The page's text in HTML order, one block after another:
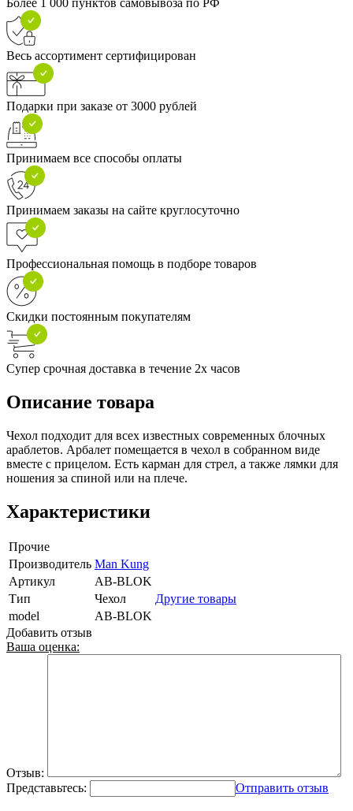
Весь ассортимент сертифицирован
Подарки при заказе от 3000 рублей
Принимаем все способы оплаты
Принимаем заказы на сайте круглосуточно
Профессиональная помощь в подборе товаров
Скидки постоянным покупателям
Супер срочная доставка в течение 2х часов
Описание товара
Чехол подходит для всех известных современных блочных
араблетов. Арбалет помещается в чехол в собранном виде
вместе с прицелом. Есть карман для стрел, а также лямки для
ношения за спиной или на плече.
Характеристики
Прочие
Производитель Man Kung
Артикул
AB-BLOK
Тип
Чехол
Другие товары
model
AB-BLOK
Добавить отзыв
Ваша оценка:
Отзыв:
Представьтесь:
Отправить отзыв